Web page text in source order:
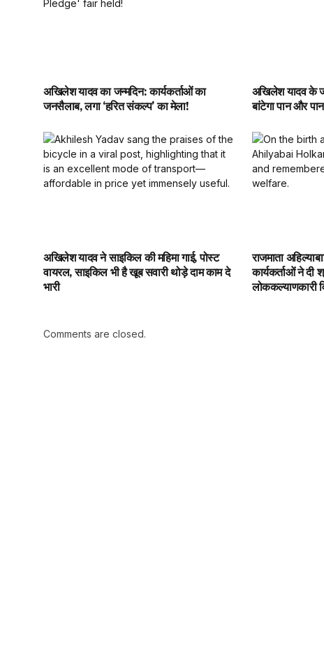
अखिलेश यादव का जन्मदिन: कार्यकर्ताओं का
जनसैलाब, लगा ‘हरित संकल्प’ का मेला!
अखिलेश यादव के
बांटेगा पान और
अखिलेश यादव ने साइकिल की महिमा गाई, पोस्ट
वायरल, साइकिल भी है खूब सवारी थोड़े दाम काम दे
भारी
राजमाता
कार्यकर्ताओं ने दी
लोककल्याणकारी
Comments are closed.